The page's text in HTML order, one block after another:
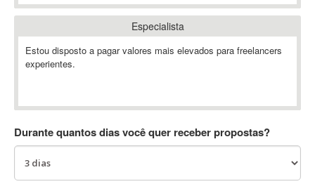
Ableton
Ableton Push
Abstract
AC3
Especialista
Estou disposto a pagar valores mais elevados para freelancers
experientes.
Durante quantos dias você quer receber propostas?